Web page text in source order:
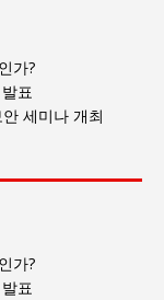
가?
표
세미나 개최
가?
표